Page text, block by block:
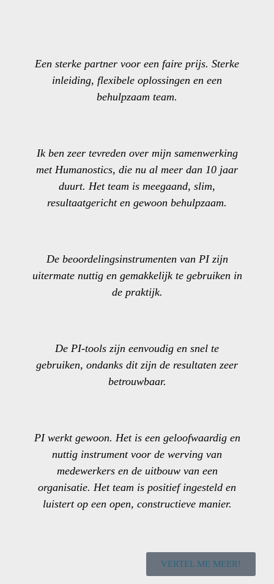
Een sterke partner voor een faire prijs. Sterke
inleiding, flexibele oplossingen en een
behulpzaam team.
Ik ben zeer tevreden over mijn samenwerking
met Humanostics, die nu al meer dan 10 jaar
duurt. Het team is meegaand, slim,
resultaatgericht en gewoon behulpzaam.
De beoordelingsinstrumenten van PI zijn
uitermate nuttig en gemakkelijk te gebruiken in
de praktijk.
De PI-tools zijn eenvoudig en snel te
gebruiken, ondanks dit zijn de resultaten zeer
betrouwbaar.
PI werkt gewoon. Het is een geloofwaardig en
nuttig instrument voor de werving van
medewerkers en de uitbouw van een
organisatie. Het team is positief ingesteld en
luistert op een open, constructieve manier.
VERTEL ME MEER!